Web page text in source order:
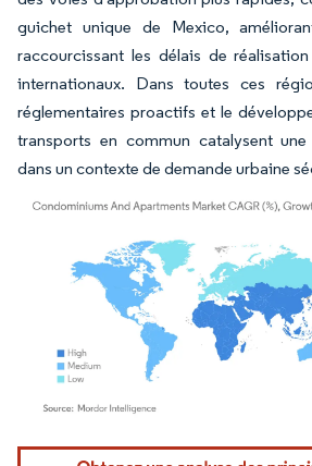
guichet unique de Mexico,
raccourcissant les délais de
internationaux. Dans toutes ces
réglementaires proactifs et le
transports en commun catalysent
dans un contexte de demande urbaine
Image © Mordor Intelligence. La réutilisation